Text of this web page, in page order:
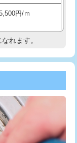
円
円
円
円/ｍ
地調査
円
円
れます。